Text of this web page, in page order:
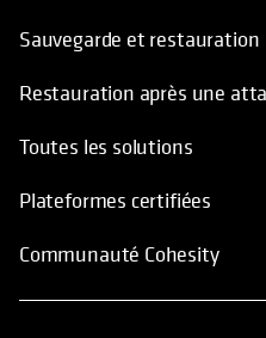
Sauvegarde et restauration
Restauration après une
Toutes les solutions
Plateformes certifiées
Communauté Cohesity